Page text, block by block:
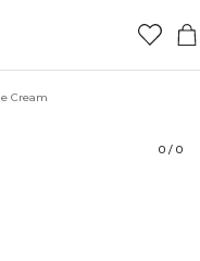
Cream
0 / 0